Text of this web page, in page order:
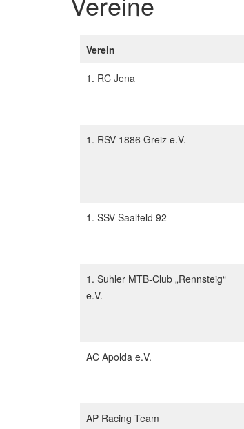
Verein
1. RC Jena
1. RSV 1886 Greiz e.V.
1. SSV Saalfeld 92
1. Suhler MTB-Club „Rennsteig“
e.V.
AC Apolda e.V.
AP Racing Team